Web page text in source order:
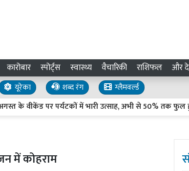
कारोबार स्पोर्ट्स स्वास्थ्य वैचारिकी राशिफल और
यूरेका शब्द रंग
ग्लैमवर्ल्ड
पर पर्यटकों में भारी उत्साह, अभी से 50% तक फुल हुए
में कोहराम